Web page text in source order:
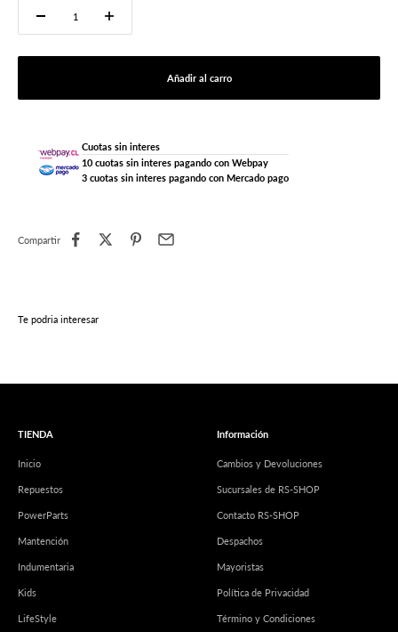
Añadir al carro
Cuotas sin interes
10 cuotas sin interes pagando con Webpay
3 cuotas sin interes pagando con Mercado pago
Compartir
Te podria interesar
TIENDA
Inicio
Repuestos
PowerParts
Mantención
Indumentaria
Kids
LifeStyle
Información
Cambios y Devoluciones
Sucursales de RS-SHOP
Contacto RS-SHOP
Despachos
Mayoristas
Política de Privacidad
Término y Condiciones